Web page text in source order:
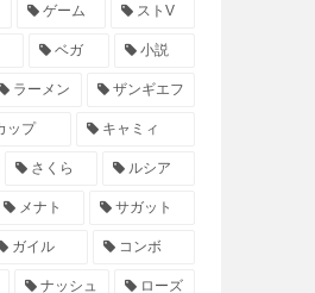
ゲーム ストV
ベガ 小説
ラーメン ザンギエフ
ップ キャミィ
さくら ルシア
メナト サガット
ガイル コンボ
ナッシュ ローズ